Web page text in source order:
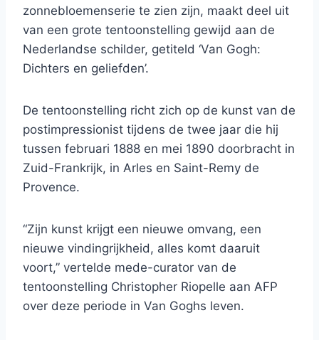
zonnebloemenserie te zien zijn, maakt deel uit
van een grote tentoonstelling gewijd aan de
Nederlandse schilder, getiteld ‘Van Gogh:
Dichters en geliefden’.
De tentoonstelling richt zich op de kunst van de
postimpressionist tijdens de twee jaar die hij
tussen februari 1888 en mei 1890 doorbracht in
Zuid-Frankrijk, in Arles en Saint-Remy de
Provence.
“Zijn kunst krijgt een nieuwe omvang, een
nieuwe vindingrijkheid, alles komt daaruit
voort,” vertelde mede-curator van de
tentoonstelling Christopher Riopelle aan AFP
over deze periode in Van Goghs leven.